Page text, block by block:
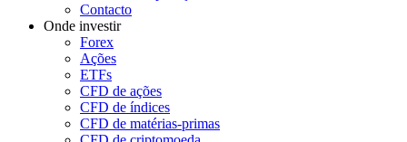
Contacto
Onde investir
Forex
Ações
ETFs
CFD de ações
CFD de índices
CFD de matérias-primas